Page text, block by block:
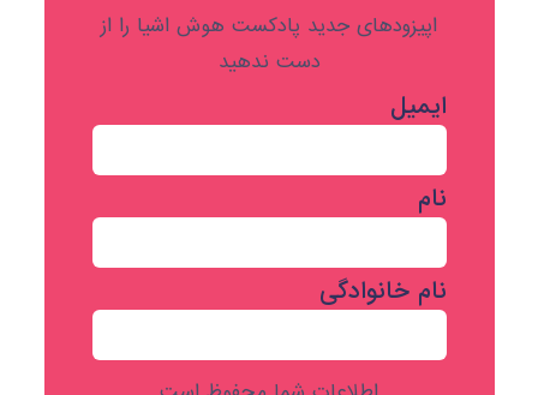
اپیزودهای جدید پادکست هوش اشیا را از
دست ندهید
ایمیل
نام
نام خانوادگی